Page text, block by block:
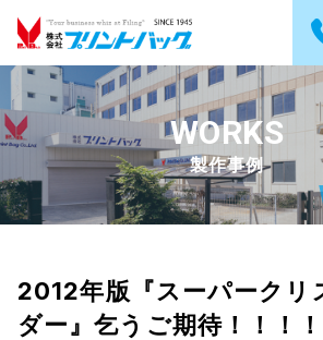
ン
テ
ツ
へ
製作事例
2012年版『スーパークリ
ダー』乞うご期待！！！！